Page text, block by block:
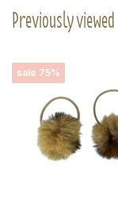
Previously viewed
sale 75%